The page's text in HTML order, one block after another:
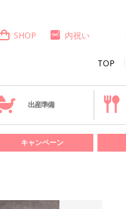
TOP
SHOP 内祝い
出産準備
キャンペーン